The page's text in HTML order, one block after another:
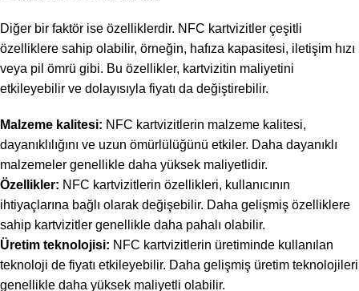
Diğer bir faktör ise özelliklerdir. NFC kartvizitler çeşitli
özelliklere sahip olabilir, örneğin, hafıza kapasitesi, iletişim hızı
veya pil ömrü gibi. Bu özellikler, kartvizitin maliyetini
etkileyebilir ve dolayısıyla fiyatı da değiştirebilir.
Malzeme kalitesi: NFC kartvizitlerin malzeme kalitesi,
dayanıklılığını ve uzun ömürlülüğünü etkiler. Daha dayanıklı
malzemeler genellikle daha yüksek maliyetlidir.
Özellikler: NFC kartvizitlerin özellikleri, kullanıcının
ihtiyaçlarına bağlı olarak değişebilir. Daha gelişmiş özelliklere
sahip kartvizitler genellikle daha pahalı olabilir.
Üretim teknolojisi: NFC kartvizitlerin üretiminde kullanılan
teknoloji de fiyatı etkileyebilir. Daha gelişmiş üretim teknolojileri
genellikle daha yüksek maliyetli olabilir.